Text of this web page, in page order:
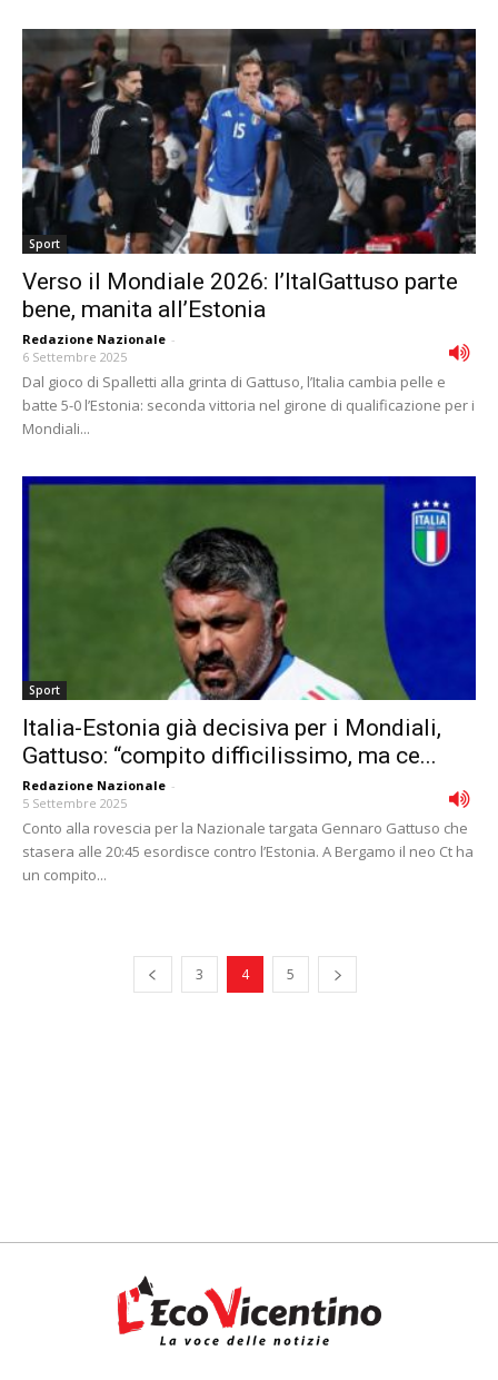
Sport
Verso il Mondiale 2026: l’ItalGattuso parte
bene, manita all’Estonia
Redazione Nazionale -
6 Settembre 2025
Dal gioco di Spalletti alla grinta di Gattuso, l’Italia cambia pelle e
batte 5-0 l’Estonia: seconda vittoria nel girone di qualificazione per i
Mondiali...
Sport
Italia-Estonia già decisiva per i Mondiali,
Gattuso: “compito difficilissimo, ma ce...
Redazione Nazionale -
5 Settembre 2025
Conto alla rovescia per la Nazionale targata Gennaro Gattuso che
stasera alle 20:45 esordisce contro l’Estonia. A Bergamo il neo Ct ha
un compito...
3 4 5